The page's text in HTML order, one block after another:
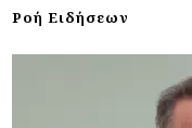
Ροή Ειδήσεων